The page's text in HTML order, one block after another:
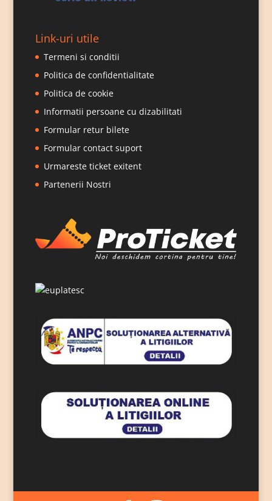
Link-uri utile
Termeni si conditii
Politica de confidentialitate
Politica de cookie
Informatii persoane cu dizabilitati
Formular retur bilete
Formular contact suport
Urmareste ticket exitent
Partenerii Nostri